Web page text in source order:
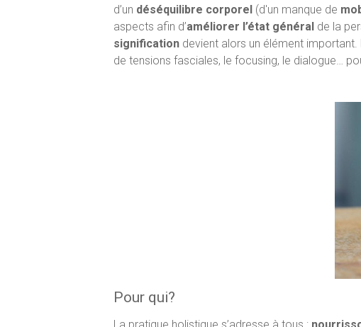
d’un déséquilibre corporel (d'un manque de
aspects afin d’améliorer l’état général de la
signification devient alors un élément
de tensions fasciales, le focusing, le dialogue…
Pour qui?